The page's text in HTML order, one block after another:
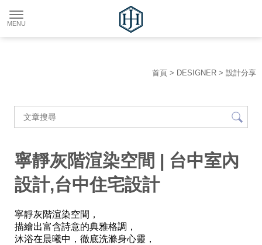
首頁 > DESIGNER > 設計分享
寧靜灰階渲染空間 | 台中室內
設計,台中住宅設計
寧靜灰階渲染空間，
描繪出富含詩意的典雅格調，
沐浴在晨曦中，徹底洗滌身心靈，